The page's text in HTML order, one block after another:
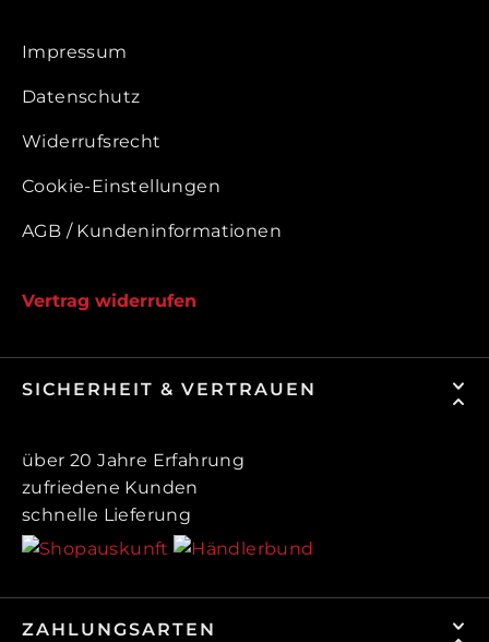
Impressum
Datenschutz
Widerrufsrecht
Cookie-Einstellungen
AGB / Kundeninformationen
Vertrag widerrufen
SICHERHEIT & VERTRAUEN
über 20 Jahre Erfahrung
zufriedene Kunden
schnelle Lieferung
ZAHLUNGSARTEN